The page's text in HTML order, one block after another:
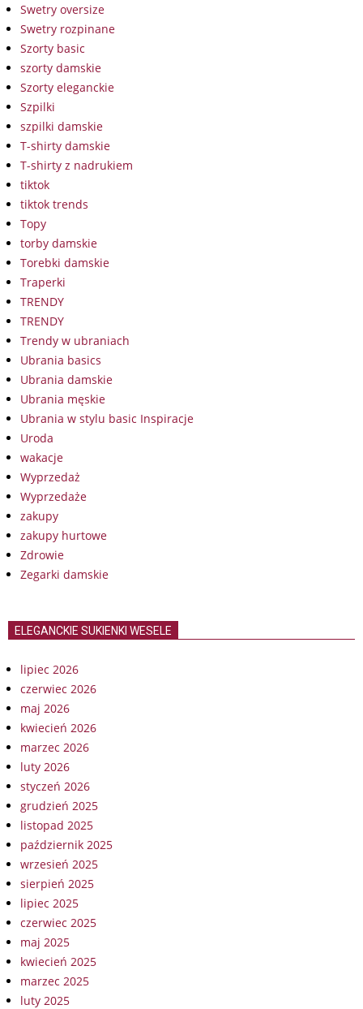
Swetry oversize
Swetry rozpinane
Szorty basic
szorty damskie
Szorty eleganckie
Szpilki
szpilki damskie
T-shirty damskie
T-shirty z nadrukiem
tiktok
tiktok trends
Topy
torby damskie
Torebki damskie
Traperki
TRENDY
TRENDY
Trendy w ubraniach
Ubrania basics
Ubrania damskie
Ubrania męskie
Ubrania w stylu basic Inspiracje
Uroda
wakacje
Wyprzedaż
Wyprzedaże
zakupy
zakupy hurtowe
Zdrowie
Zegarki damskie
ELEGANCKIE SUKIENKI WESELE
lipiec 2026
czerwiec 2026
maj 2026
kwiecień 2026
marzec 2026
luty 2026
styczeń 2026
grudzień 2025
listopad 2025
październik 2025
wrzesień 2025
sierpień 2025
lipiec 2025
czerwiec 2025
maj 2025
kwiecień 2025
marzec 2025
luty 2025